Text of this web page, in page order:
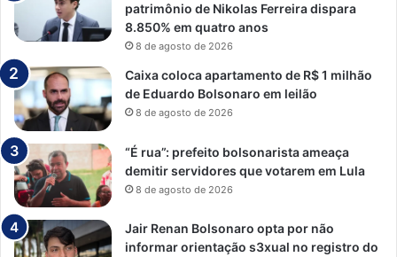
patrimônio de Nikolas Ferreira dispara
8.850% em quatro anos
8 de agosto de 2026
Caixa coloca apartamento de R$ 1 milhão
de Eduardo Bolsonaro em leilão
8 de agosto de 2026
“É rua”: prefeito bolsonarista ameaça
demitir servidores que votarem em Lula
8 de agosto de 2026
Jair Renan Bolsonaro opta por não
informar orientação s3xual no registro do